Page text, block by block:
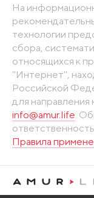
На
технологии
сбора,
относящихся к
"Интернет",
Российской
для
info@amur.life .
Правила